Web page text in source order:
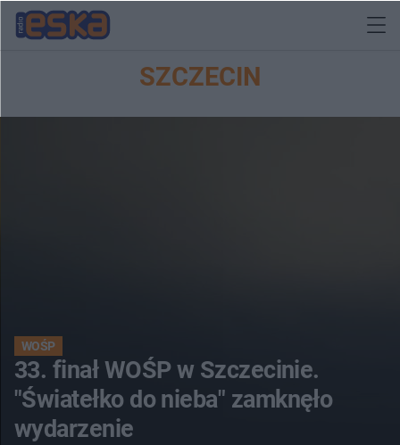
SZCZECIN
WOŚP
33. finał WOŚP w Szczecinie.
"Światełko do nieba" zamknęło
wydarzenie